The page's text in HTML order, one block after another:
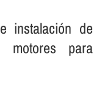
instalación de
motores para